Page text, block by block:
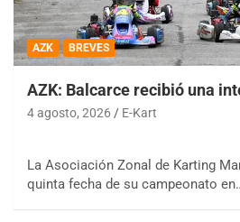
AZK BREVES
AZK: Balcarce recibió una
4 agosto, 2026 E-Kart
La Asociación Zonal de Karting
quinta fecha de su campeonato